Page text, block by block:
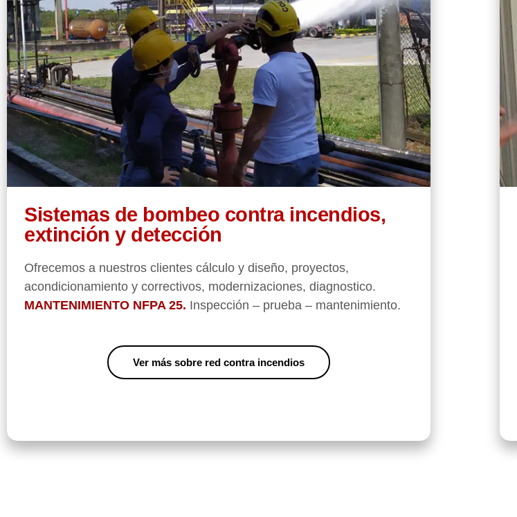
Sistemas de bombeo contra incendios,
extinción y detección
Ofrecemos a nuestros clientes cálculo y diseño, proyectos,
acondicionamiento y correctivos, modernizaciones, diagnostico.
MANTENIMIENTO NFPA 25. Inspección – prueba – mantenimiento.
Ver más sobre red contra incendios